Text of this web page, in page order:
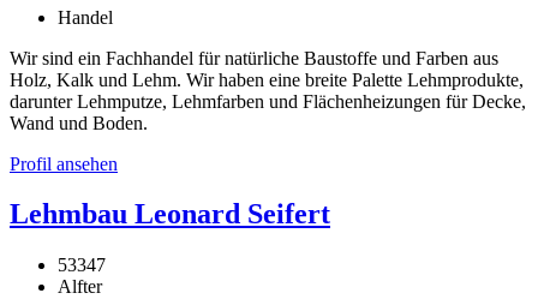
Handel
Wir sind ein Fachhandel für natürliche Baustoffe und Farben aus
Holz, Kalk und Lehm. Wir haben eine breite Palette Lehmprodukte,
darunter Lehmputze, Lehmfarben und Flächenheizungen für Decke,
Wand und Boden.
Profil ansehen
Lehmbau Leonard Seifert
53347
Alfter